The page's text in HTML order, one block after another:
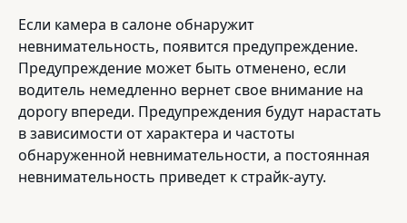
Если камера в салоне обнаружит
невнимательность, появится предупреждение.
Предупреждение может быть отменено, если
водитель немедленно вернет свое внимание на
дорогу впереди. Предупреждения будут нарастать
в зависимости от характера и частоты
обнаруженной невнимательности, а постоянная
невнимательность приведет к страйк-ауту.